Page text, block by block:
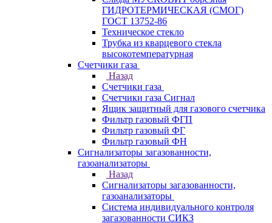
ГИДРОТЕРМИЧЕСКАЯ (СМОГ)
ГОСТ 13752-86
Техническое стекло
Трубка из кварцевого стекла
высокотемпературная
Счетчики газа
Назад
Счетчики газа
Счетчики газа Сигнал
Ящик защитный для газового счетчика
Фильтр газовый ФГП
Фильтр газовый ФГ
Фильтр газовый ФН
Сигнализаторы загазованности,
газоанализаторы
Назад
Сигнализаторы загазованности,
газоанализаторы
Система индивидуального контроля
загазованности СИКЗ